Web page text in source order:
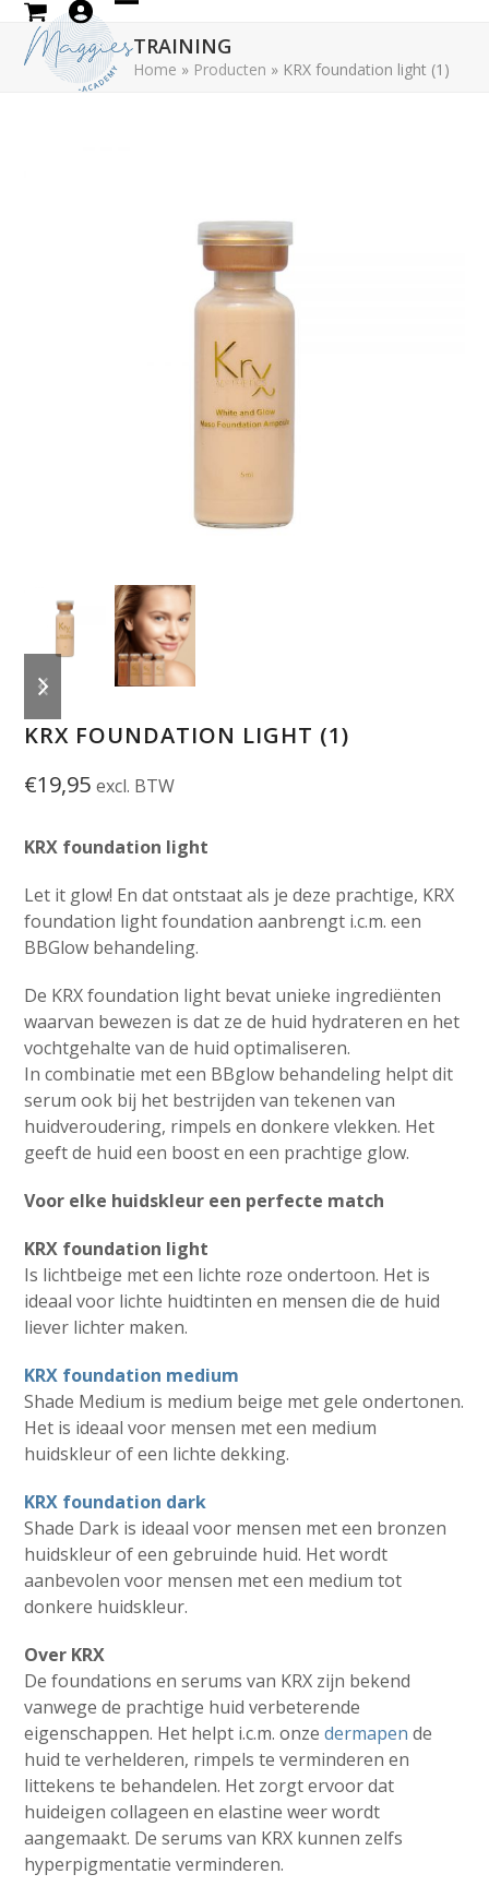
Skip
content
mobile
mobile
TRAINING
Home » Producten » KRX foundation light (1)
previous
slide
slide
KRX FOUNDATION LIGHT (1)
€19,95 excl. BTW
KRX foundation light
Let it glow! En dat ontstaat als je deze prachtige, KRX
foundation light foundation aanbrengt i.c.m. een
BBGlow behandeling.
De KRX foundation light bevat unieke ingrediënten
waarvan bewezen is dat ze de huid hydrateren en het
vochtgehalte van de huid optimaliseren.
In combinatie met een BBglow behandeling helpt dit
serum ook bij het bestrijden van tekenen van
huidveroudering, rimpels en donkere vlekken. Het
geeft de huid een boost en een prachtige glow.
Voor elke huidskleur een perfecte match
KRX foundation light
Is lichtbeige met een lichte roze ondertoon. Het is
ideaal voor lichte huidtinten en mensen die de huid
liever lichter maken.
KRX foundation medium
Shade Medium is medium beige met gele ondertonen.
Het is ideaal voor mensen met een medium
huidskleur of een lichte dekking.
KRX foundation dark
Shade Dark is ideaal voor mensen met een bronzen
huidskleur of een gebruinde huid. Het wordt
aanbevolen voor mensen met een medium tot
donkere huidskleur.
Over KRX
De foundations en serums van KRX zijn bekend
vanwege de prachtige huid verbeterende
eigenschappen. Het helpt i.c.m. onzedermapen de
huid te verhelderen, rimpels te verminderen en
littekens te behandelen. Het zorgt ervoor dat
huideigen collageen en elastine weer wordt
aangemaakt. De serums van KRX kunnen zelfs
hyperpigmentatie verminderen.